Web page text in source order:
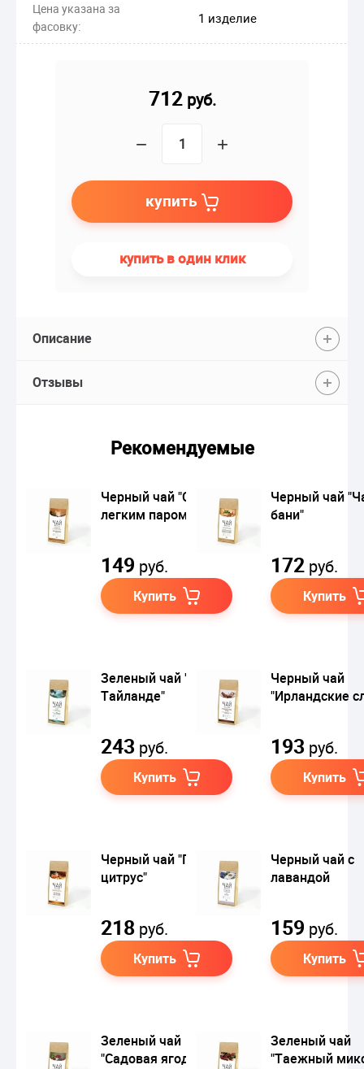
Цена указана за
фасовку:
1 изделие
712руб.
− +
купить
купить в один клик
Описание
Отзывы
Рекомендуемые
Черный чай "С
легким паром"
149 руб.
Купить
Черный чай
бани"
172 руб.
Купить
Зеленый чай "Утро в
Тайланде"
243 руб.
Купить
Черный чай
"Ирландские
193 руб.
Купить
Черный чай "Пряный
цитрус"
218 руб.
Купить
Черный чай с
лавандой
159 руб.
Купить
Зеленый чай
"Садовая ягодка"
Зеленый чай
"Таежный